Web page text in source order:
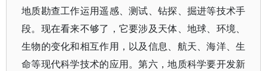
地质勘查工作运用遥感、测试、钻探、掘进等技术手
段。现在看来不够了，它要涉及天体、地球、环境、
生物的变化和相互作用，以及信息、航天、海洋、生
命等现代科学技术的应用。第六，地质科学要开发新